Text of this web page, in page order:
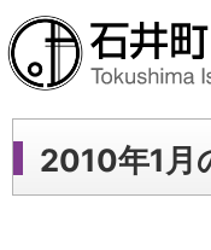
2010年1月